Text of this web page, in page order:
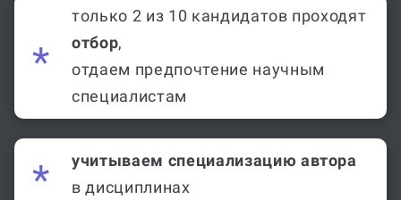
только 2 из 10 кандидатов проходят
отбор,
отдаем предпочтение научным
специалистам
учитываем специализацию автора
в дисциплинах